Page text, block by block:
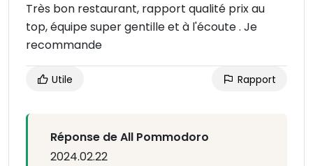
Très bon restaurant, rapport qualité prix au
top, équipe super gentille et à l'écoute . Je
recommande
Utile Rapport
Réponse de All Pommodoro
2024.02.22